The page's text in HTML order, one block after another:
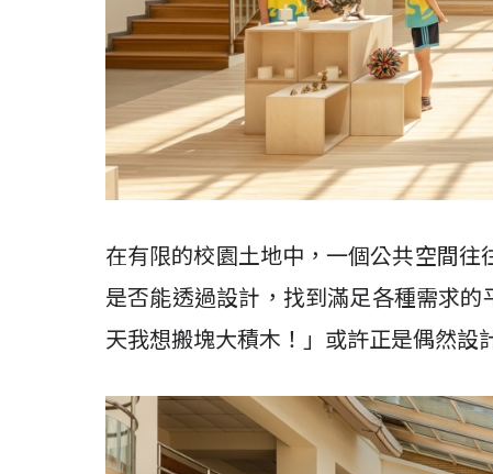
在有限的校園土地中，一個公共空間
是否能透過設計，找到滿足各種需求
天我想搬塊大積木！」或許正是偶然設